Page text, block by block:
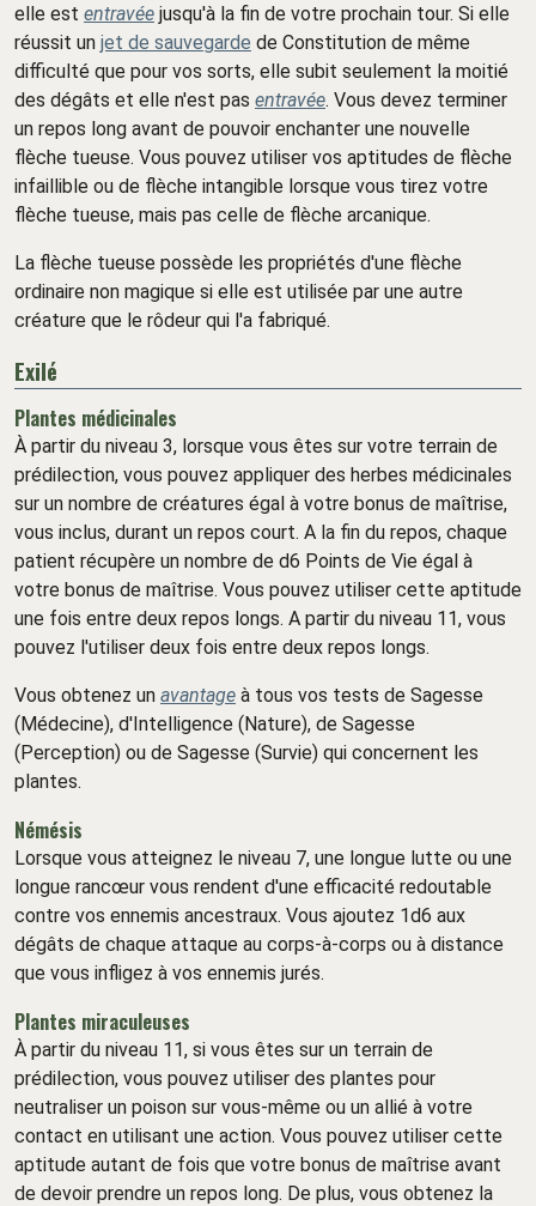
elle est entravée jusqu'à la fin de votre prochain tour. Si elle
réussit un jet de sauvegarde de Constitution de même
difficulté que pour vos sorts, elle subit seulement la moitié
des dégâts et elle n'est pas entravée. Vous devez terminer
un repos long avant de pouvoir enchanter une nouvelle
flèche tueuse. Vous pouvez utiliser vos aptitudes de flèche
infaillible ou de flèche intangible lorsque vous tirez votre
flèche tueuse, mais pas celle de flèche arcanique.
La flèche tueuse possède les propriétés d'une flèche
ordinaire non magique si elle est utilisée par une autre
créature que le rôdeur qui l'a fabriqué.
Exilé
Plantes médicinales
À partir du niveau 3, lorsque vous êtes sur votre terrain de
prédilection, vous pouvez appliquer des herbes médicinales
sur un nombre de créatures égal à votre bonus de maîtrise,
vous inclus, durant un repos court. A la fin du repos, chaque
patient récupère un nombre de d6 Points de Vie égal à
votre bonus de maîtrise. Vous pouvez utiliser cette aptitude
une fois entre deux repos longs. A partir du niveau 11, vous
pouvez l'utiliser deux fois entre deux repos longs.
Vous obtenez un avantage à tous vos tests de Sagesse
(Médecine), d'Intelligence (Nature), de Sagesse
(Perception) ou de Sagesse (Survie) qui concernent les
plantes.
Némésis
Lorsque vous atteignez le niveau 7, une longue lutte ou une
longue rancœur vous rendent d'une efficacité redoutable
contre vos ennemis ancestraux. Vous ajoutez 1d6 aux
dégâts de chaque attaque au corps-à-corps ou à distance
que vous infligez à vos ennemis jurés.
Plantes miraculeuses
À partir du niveau 11, si vous êtes sur un terrain de
prédilection, vous pouvez utiliser des plantes pour
neutraliser un poison sur vous-même ou un allié à votre
contact en utilisant une action. Vous pouvez utiliser cette
aptitude autant de fois que votre bonus de maîtrise avant
de devoir prendre un repos long. De plus, vous obtenez la